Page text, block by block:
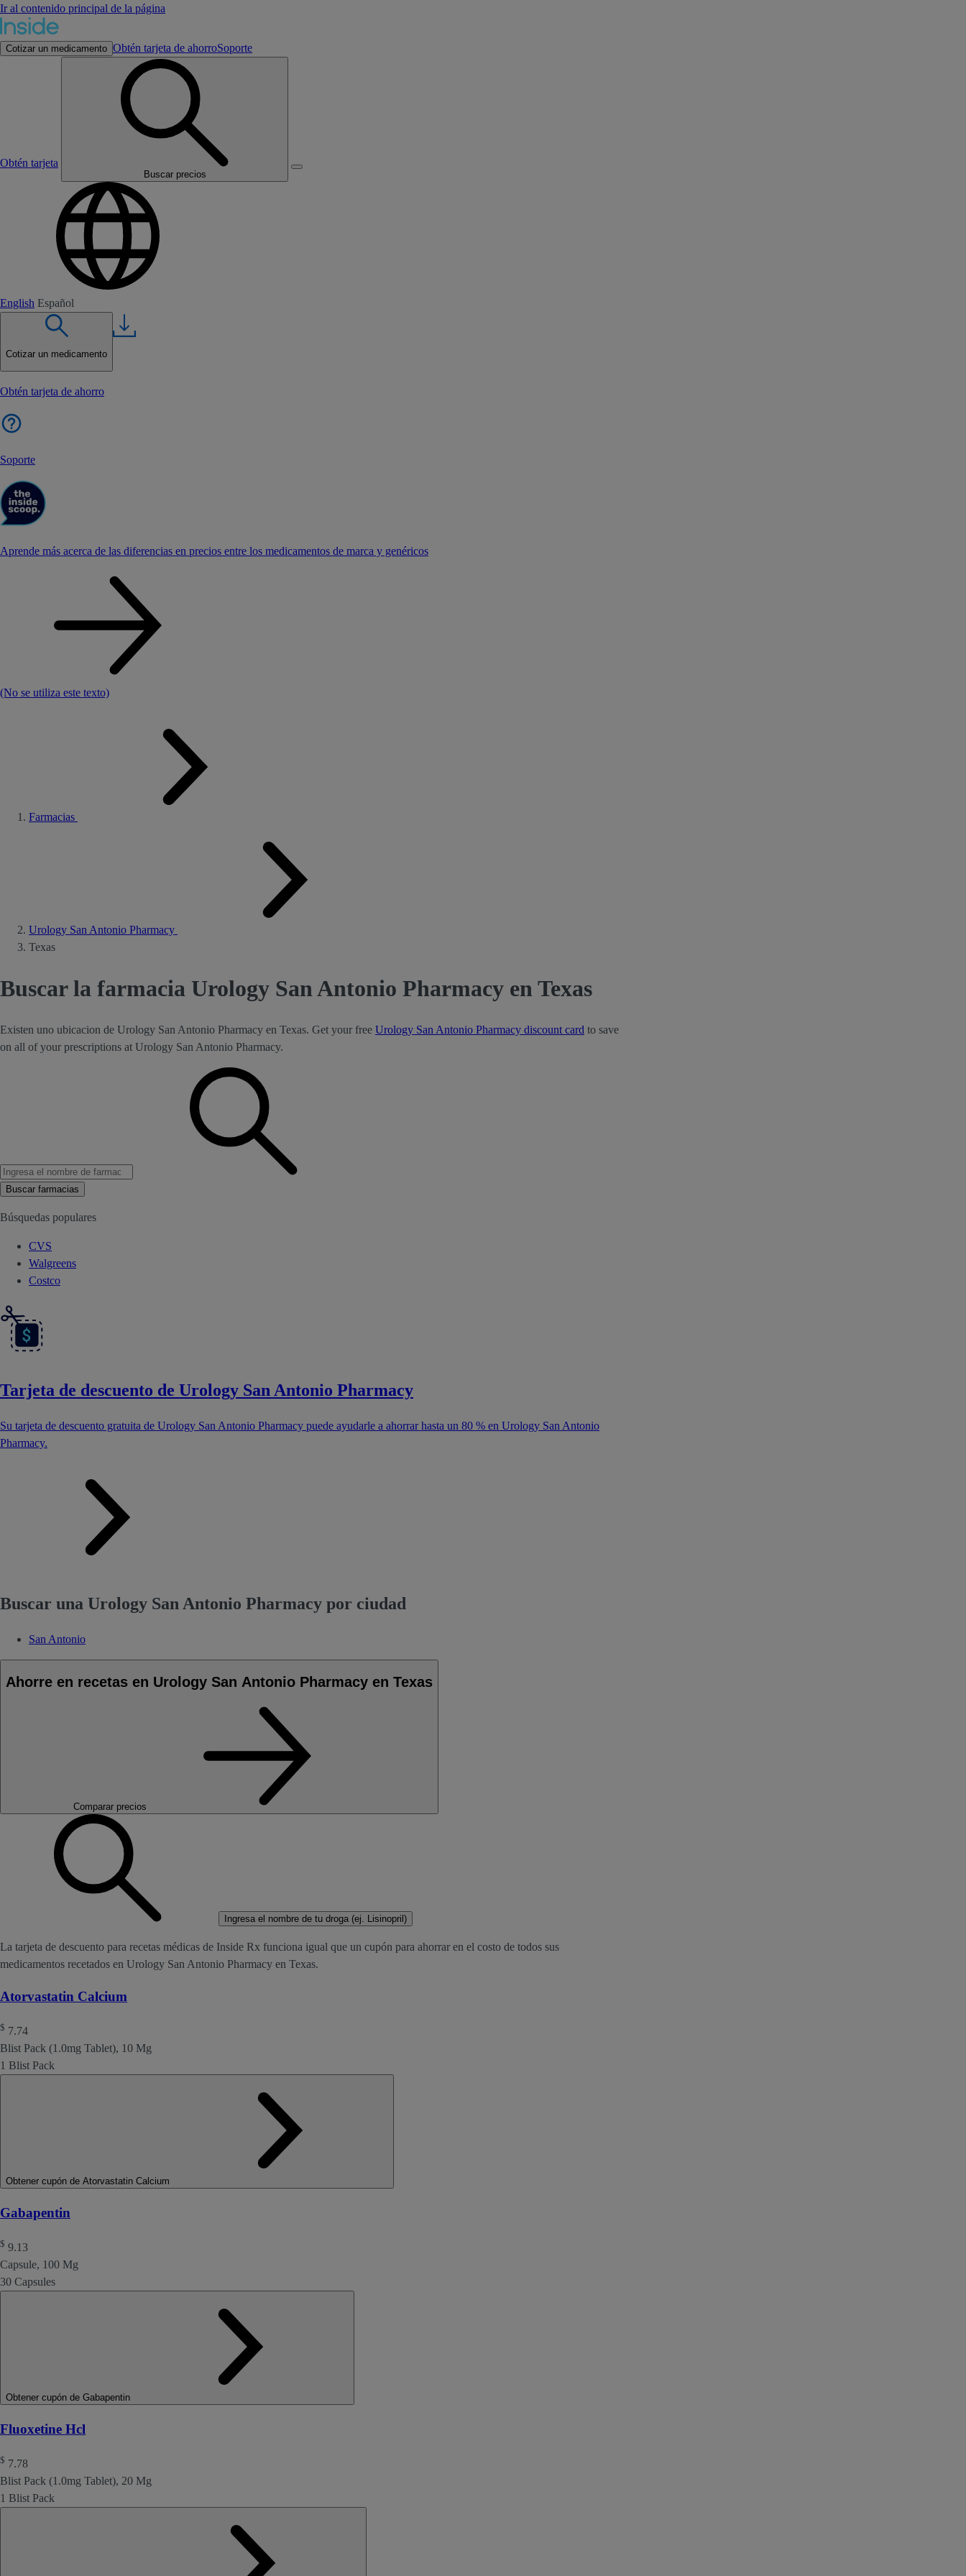
Ir al contenido principal de la página
Cotizar un medicamento Obtén tarjeta de ahorroSoporte
Obtén tarjeta
Buscar precios
English Español
Cotizar un medicamento
Obtén tarjeta de ahorro
Soporte
Aprende más acerca de las diferencias en precios entre los medicamentos de marca y genéricos
(No se utiliza este texto)
Farmacias
Urology San Antonio Pharmacy
Texas
Buscar la farmacia Urology San Antonio Pharmacy en Texas
Existen uno ubicacion de Urology San Antonio Pharmacy en Texas. Get your free Urology San Antonio Pharmacy discount card to save
on all of your prescriptions at Urology San Antonio Pharmacy.
Buscar farmacias
Búsquedas populares
CVS
Walgreens
Costco
Tarjeta de descuento de Urology San Antonio Pharmacy
Su tarjeta de descuento gratuita de Urology San Antonio Pharmacy puede ayudarle a ahorrar hasta un 80 % en Urology San Antonio
Pharmacy.
Buscar una Urology San Antonio Pharmacy por ciudad
San Antonio
Ahorre en recetas en Urology San Antonio Pharmacy en Texas
Comparar precios
Ingresa el nombre de tu droga (ej. Lisinopril)
La tarjeta de descuento para recetas médicas de Inside Rx funciona igual que un cupón para ahorrar en el costo de todos sus
medicamentos recetados en Urology San Antonio Pharmacy en Texas.
Atorvastatin Calcium
$ 7.74
Blist Pack (1.0mg Tablet), 10 Mg
1 Blist Pack
Obtener cupón de Atorvastatin Calcium
Gabapentin
$ 9.13
Capsule, 100 Mg
30 Capsules
Obtener cupón de Gabapentin
Fluoxetine Hcl
$ 7.78
Blist Pack (1.0mg Tablet), 20 Mg
1 Blist Pack